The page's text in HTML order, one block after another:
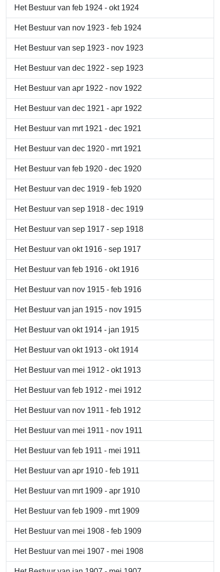
Het Bestuur van feb 1924 - okt 1924
Het Bestuur van nov 1923 - feb 1924
Het Bestuur van sep 1923 - nov 1923
Het Bestuur van dec 1922 - sep 1923
Het Bestuur van apr 1922 - nov 1922
Het Bestuur van dec 1921 - apr 1922
Het Bestuur van mrt 1921 - dec 1921
Het Bestuur van dec 1920 - mrt 1921
Het Bestuur van feb 1920 - dec 1920
Het Bestuur van dec 1919 - feb 1920
Het Bestuur van sep 1918 - dec 1919
Het Bestuur van sep 1917 - sep 1918
Het Bestuur van okt 1916 - sep 1917
Het Bestuur van feb 1916 - okt 1916
Het Bestuur van nov 1915 - feb 1916
Het Bestuur van jan 1915 - nov 1915
Het Bestuur van okt 1914 - jan 1915
Het Bestuur van okt 1913 - okt 1914
Het Bestuur van mei 1912 - okt 1913
Het Bestuur van feb 1912 - mei 1912
Het Bestuur van nov 1911 - feb 1912
Het Bestuur van mei 1911 - nov 1911
Het Bestuur van feb 1911 - mei 1911
Het Bestuur van apr 1910 - feb 1911
Het Bestuur van mrt 1909 - apr 1910
Het Bestuur van feb 1909 - mrt 1909
Het Bestuur van mei 1908 - feb 1909
Het Bestuur van mei 1907 - mei 1908